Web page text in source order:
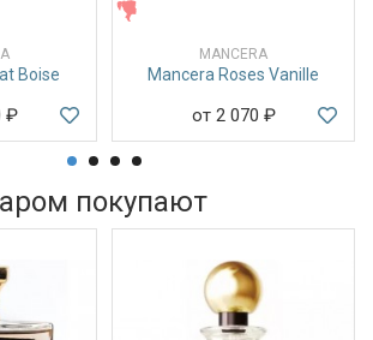
Boise
₽
MANCERA
Mancera Roses Vanille
от 2 070 ₽
покупают